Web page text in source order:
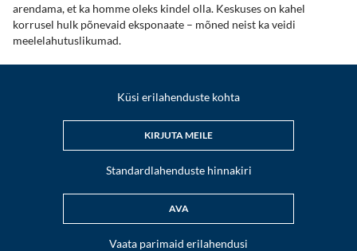
arendama, et ka homme oleks kindel olla. Keskuses on kahel
korrusel hulk põnevaid eksponaate – mõned neist ka veidi
meelelahutuslikumad.
Küsi erilahenduste kohta
KIRJUTA MEILE
Standardlahenduste hinnakiri
AVA
Vaata parimaid erilahendusi